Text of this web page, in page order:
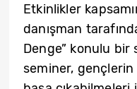
Etkinlikler
danışman
Denge” konulu
seminer, gençlerin